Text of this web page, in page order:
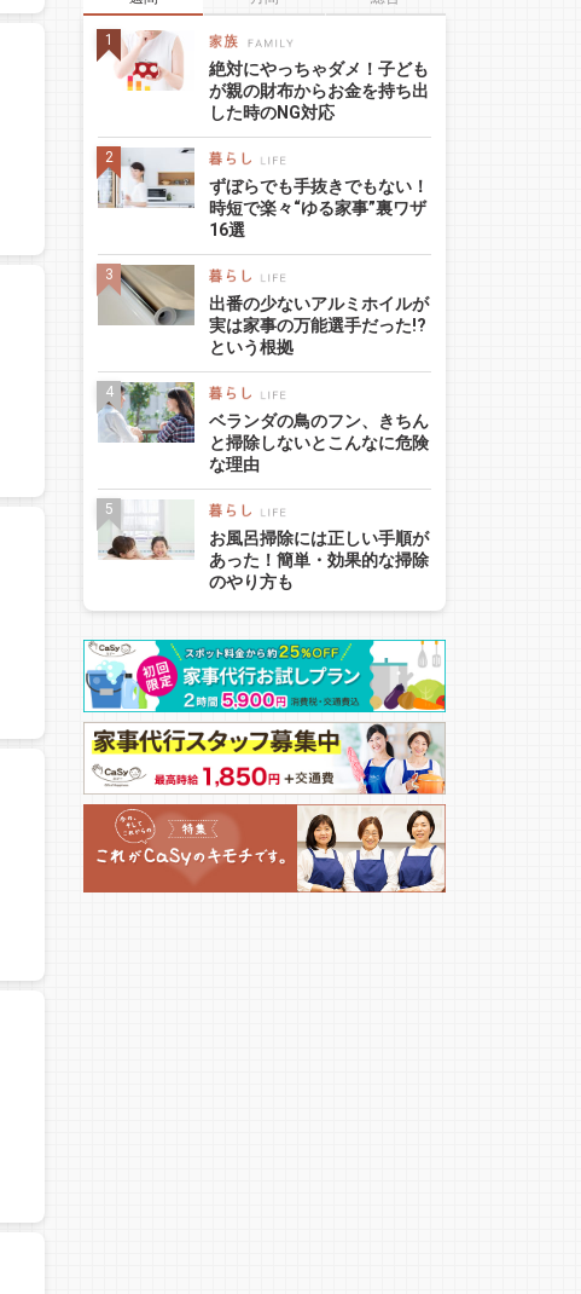
絶対にやっちゃダメ！子ども
が親の財布からお金を持ち出
した時のNG対応
ずぼらでも手抜きでもない！
時短で楽々“ゆる家事”裏ワザ
16選
出番の少ないアルミホイルが
実は家事の万能選手だった!?
という根拠
ベランダの鳥のフン、きちん
と掃除しないとこんなに危険
な理由
お風呂掃除には正しい手順が
あった！簡単・効果的な掃除
のやり方も